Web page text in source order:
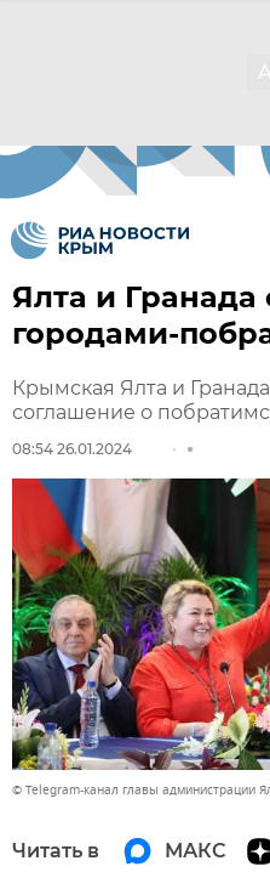
Ялта и Гранада
городами-
Крымская Ялта и
соглашение о
08:54 26.01.2024
© Telegram-канал главы администрации
Читать в МАКС